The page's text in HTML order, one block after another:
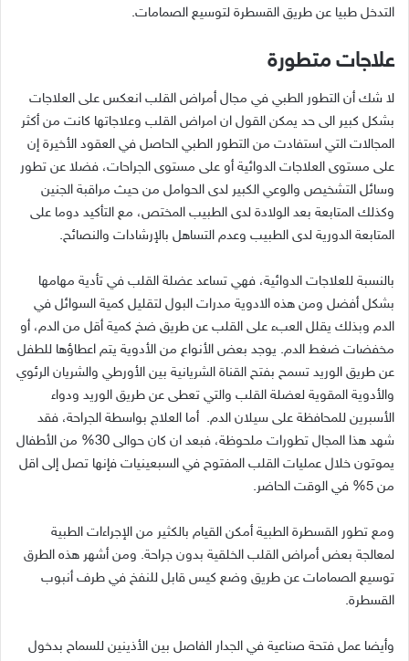
التدخل طبيا عن طريق القسطرة لتوسيع الصمامات.
علاجات متطورة
لا شك أن التطور الطبي في مجال أمراض القلب انعكس على العلاجات
بشكل كبير الى حد يمكن القول ان امراض القلب وعلاجاتها كانت من أكثر
المجالات التي استفادت من التطور الطبي الحاصل في العقود الأخيرة إن
على مستوى العلاجات الدوائية أو على مستوى الجراحات، فضلا عن تطور
وسائل التشخيص والوعي الكبير لدى الحوامل من حيث مراقبة الجنين
وكذلك المتابعة بعد الولادة لدى الطبيب المختص، مع التأكيد دوما على
المتابعة الدورية لدى الطبيب وعدم التساهل بالإرشادات والنصائح.
بالنسبة للعلاجات الدوائية، فهي تساعد عضلة القلب في تأدية مهامها
بشكل أفضل ومن هذه الادوية مدرات البول لتقليل كمية السوائل في
الدم وبذلك يقلل العبء على القلب عن طريق ضخ كمية أقل من الدم، أو
مخفضات ضغط الدم. يوجد بعض الأنواع من الأدوية يتم اعطاؤها للطفل
عن طريق الوريد تسمح بفتح القناة الشريانية بين الأورطي والشريان الرئوي
والأدوية المقوية لعضلة القلب والتي تعطى عن طريق الوريد ودواء
الأسبرين للمحافظة على سيلان الدم. أما العلاج بواسطة الجراحة، فقد
شهد هذا المجال تطورات ملحوظة، فبعد ان كان حوالى 30% من الأطفال
يموتون خلال عمليات القلب المفتوح في السبعينيات فإنها تصل إلى اقل
من 5% في الوقت الحاضر.
ومع تطور القسطرة الطبية أمكن القيام بالكثير من الإجراءات الطبية
لمعالجة بعض أمراض القلب الخلقية بدون جراحة. ومن أشهر هذه الطرق
توسيع الصمامات عن طريق وضع كيس قابل للنفخ في طرف أنبوب
القسطرة.
وأيضا عمل فتحة صناعية في الجدار الفاصل بين الأذينين للسماح بدخول